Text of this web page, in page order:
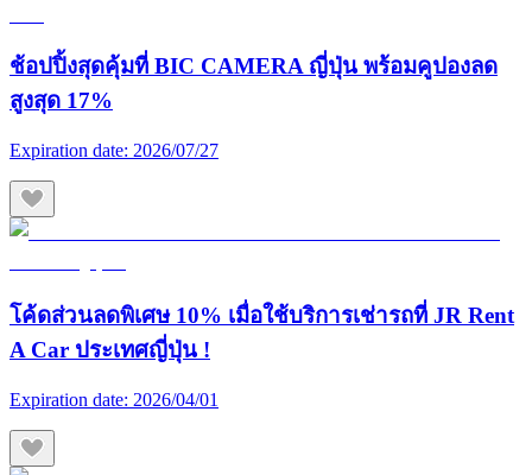
ช้อปปิ้งสุดคุ้มที่ BIC CAMERA ญี่ปุ่น พร้อมคูปองลด
สูงสุด 17%
Expiration date: 2026/07/27
โค้ดส่วนลดพิเศษ 10% เมื่อใช้บริการเช่ารถที่ JR Rent
A Car ประเทศญี่ปุ่น !
Expiration date: 2026/04/01